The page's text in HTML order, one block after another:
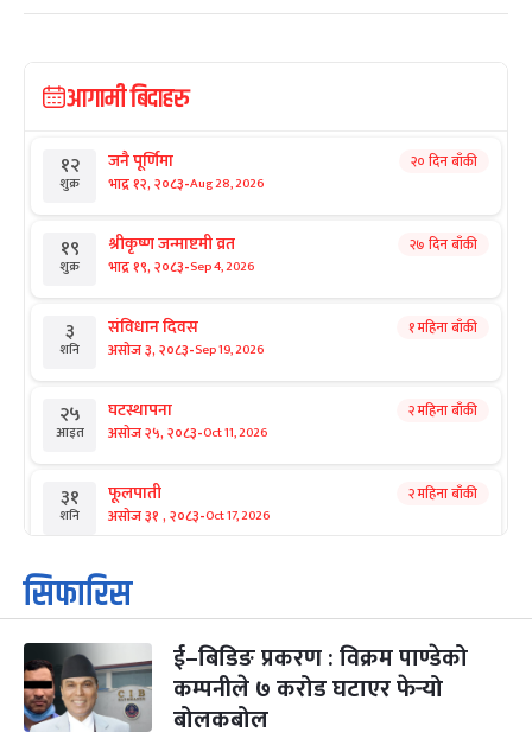
आगामी बिदाहरु
१२
शुक्र
जनै पूर्णिमा
भाद्र १२, २०८३-Aug 28, 2026
२० दिन बाँकी
१९
शुक्र
श्रीकृष्ण जन्माष्टमी व्रत
भाद्र १९, २०८३-Sep 4, 2026
२७ दिन बाँकी
३
शनि
संविधान दिवस
असोज ३, २०८३-Sep 19, 2026
१ महिना बाँकी
२५
आइत
घटस्थापना
असोज २५, २०८३-Oct 11, 2026
२ महिना बाँकी
३१
शनि
फूलपाती
असोज ३१ , २०८३-Oct 17, 2026
२ महिना बाँकी
१
आइत
कार्तिक सङ्क्रान्ति
कार्तिक १, २०८३
३
मंगल
महानवमी
कार्तिक ३, २०८३-Oct 20, 2026
२ महिना बाँकी
सिफारिस
ई–बिडिङ प्रकरण : विक्रम पाण्डेको
कम्पनीले ७ करोड घटाएर फेर्‍यो
बोलकबोल